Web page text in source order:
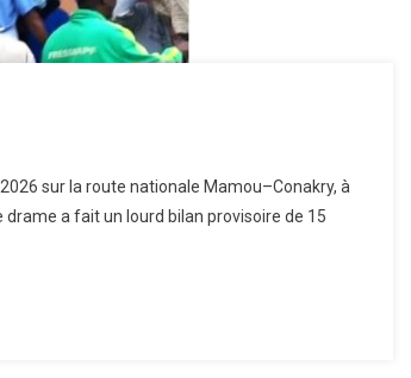
sur la route nationale Mamou–Conakry, à
a fait un lourd bilan provisoire de 15